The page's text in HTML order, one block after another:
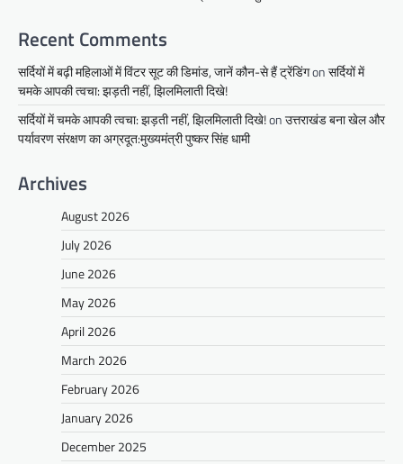
Recent Comments
सर्दियों में बढ़ी महिलाओं में विंटर सूट की डिमांड, जानें कौन-से हैं ट्रेंडिंगonसर्दियों में
चमके आपकी त्वचा: झड़ती नहीं, झिलमिलाती दिखे!
सर्दियों में चमके आपकी त्वचा: झड़ती नहीं, झिलमिलाती दिखे!onउत्तराखंड बना खेल और
पर्यावरण संरक्षण का अग्रदूत:मुख्यमंत्री पुष्कर सिंह धामी
Archives
August 2026
July 2026
June 2026
May 2026
April 2026
March 2026
February 2026
January 2026
December 2025